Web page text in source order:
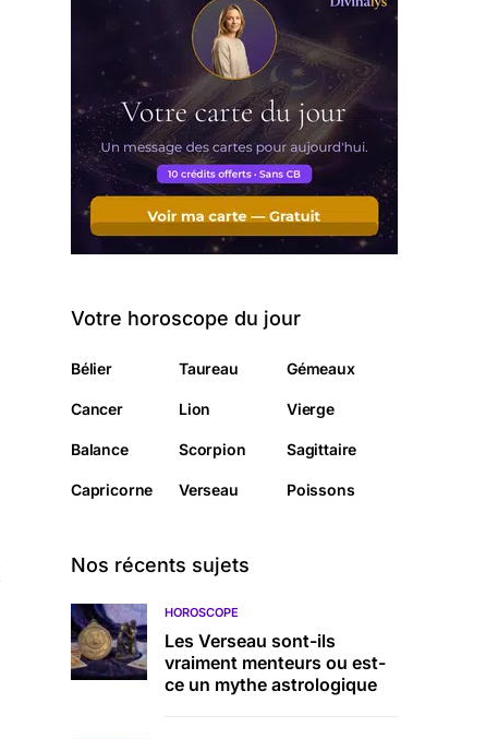
Votre horoscope du jour
Bélier Taureau Gémeaux
Cancer Lion Vierge
Balance Scorpion Sagittaire
Capricorne Verseau Poissons
Nos récents sujets
HOROSCOPE
Les Verseau sont-ils
vraiment menteurs ou est-
ce un mythe astrologique